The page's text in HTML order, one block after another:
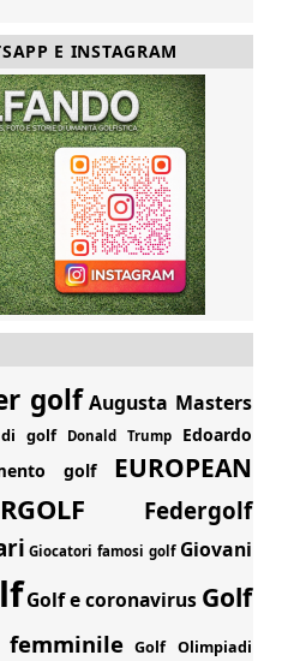
E INSTAGRAM
golf Augusta Masters
golf Donald Trump
Edoardo
golf
EUROPEAN
Federgolf
Giocatori famosi golf Giovani
Golf e coronavirus Golf
femminile Golf Olimpiadi